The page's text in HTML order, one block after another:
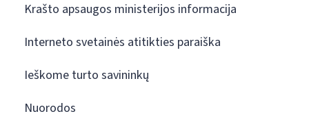
Krašto apsaugos ministerijos informacija
Interneto svetainės atitikties paraiška
Ieškome turto savininkų
Nuorodos